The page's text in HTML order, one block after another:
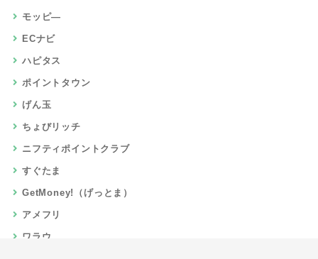
モッピ―
ECナビ
ハピタス
ポイントタウン
げん玉
ちょびリッチ
ニフティポイントクラブ
すぐたま
GetMoney!（げっとま）
アメフリ
ワラウ